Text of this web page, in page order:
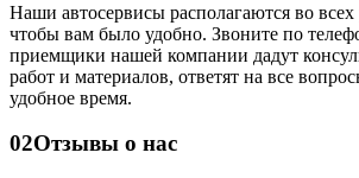
Наши автосервисы располагаются во
чтобы вам было удобно. Звоните по
приемщики нашей компании дадут
работ и материалов, ответят на все
удобное время.
02Отзывы о нас